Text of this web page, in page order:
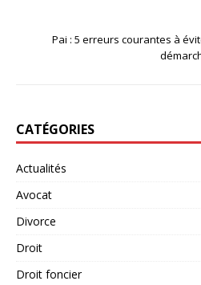
Pai : 5 erreurs courantes à
CATÉGORIES
Actualités
Avocat
Divorce
Droit
Droit foncier